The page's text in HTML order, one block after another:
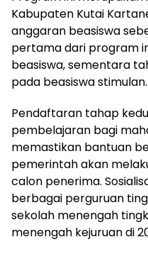
Kabupaten Kutai
anggaran beasiswa
pertama dari program
beasiswa, sementara
pada beasiswa stimulan.
Pendaftaran tahap
pembelajaran bagi
memastikan bantuan
pemerintah akan
calon penerima.
berbagai perguruan
sekolah menengah
menengah kejuruan di